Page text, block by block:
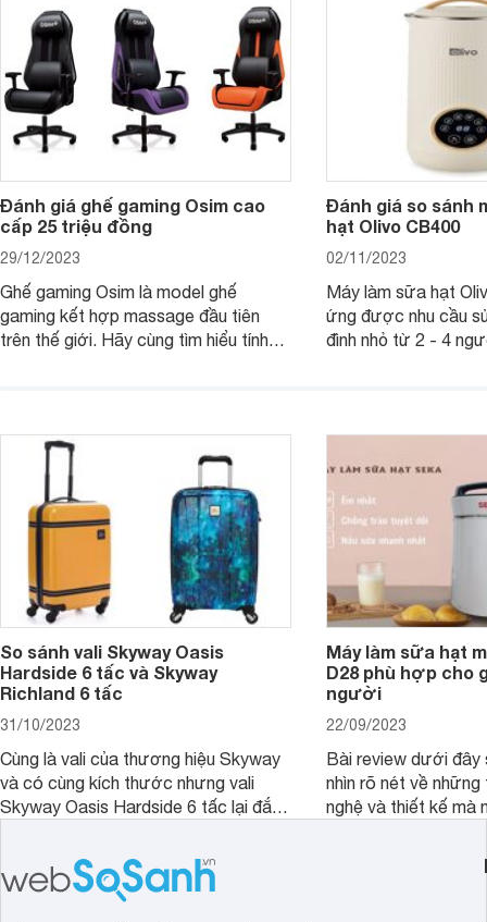
mua sắm cuối năm.
Đánh giá ghế gaming Osim cao
cấp 25 triệu đồng
29/12/2023
Ghế gaming Osim là model ghế
gaming kết hợp massage đầu tiên
trên thế giới. Hãy cùng tìm hiểu tính
Đánh giá so sánh
hạt Olivo CB400
02/11/2023
Máy làm sữa hạt
ứng được nhu cầu
đình nhỏ từ 2 - 4
So sánh vali Skyway Oasis
Hardside 6 tấc và Skyway
Richland 6 tấc
31/10/2023
Cùng là vali của thương hiệu Skyway
và có cùng kích thước nhưng vali
Skyway Oasis Hardside 6 tấc lại đắt
triệu đồng.
Máy làm sữa hạt
D28 phù hợp cho
người
22/09/2023
Bài review dưới đây
nhìn rõ nét về những
nghệ và thiết kế mà
thể đưa ra quyết